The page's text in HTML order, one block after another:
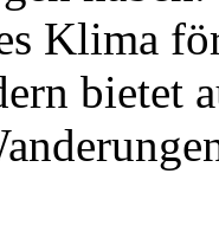
Klima
bietet